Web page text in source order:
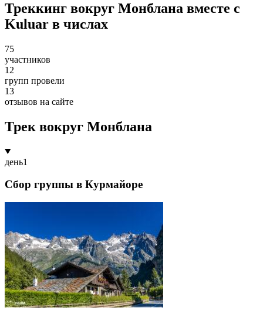
Треккинг вокруг Монблана вместе с
Kuluar в числах
75
участников
12
групп провели
13
отзывов на сайте
Трек вокруг Монблана
день1
Сбор группы в Курмайоре